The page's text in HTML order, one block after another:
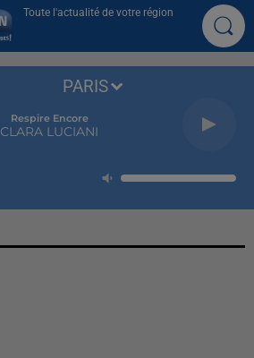
Toute l'actualité de votre région
Respire Encore
CLARA LUCIANI
PARIS